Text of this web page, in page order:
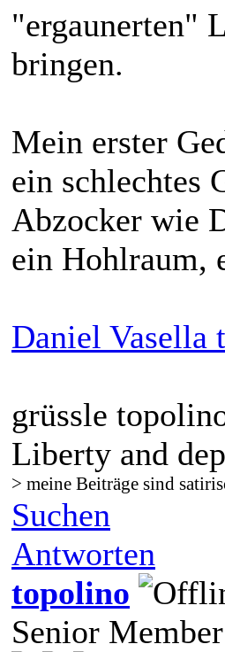
"ergaunerten"
bringen.
Mein erster
ein schlechtes
Abzocker wie
ein Hohlraum,
Daniel Vasella
grüssle
Liberty and
> meine Beiträge sind
Suchen
Antworten
topolino
Senior Member